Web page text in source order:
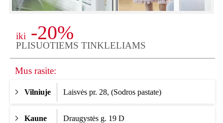
iki -20%
PLISUOTIEMS TINKLELIAMS
Mus rasite:
Vilniuje Laisvės pr. 28, (Sodros pastate)
Kaune Draugystės g. 19 D